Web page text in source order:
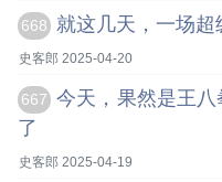
668 就这几天，一场
史客郎 2025-04-20
667 今天，果然是王
了
史客郎 2025-04-19